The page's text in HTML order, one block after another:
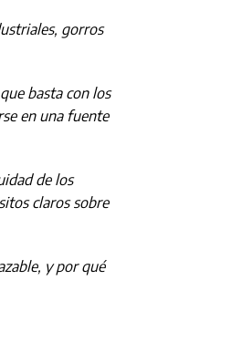
gorros
basta con los
en una fuente
de los
claros sobre
y por qué